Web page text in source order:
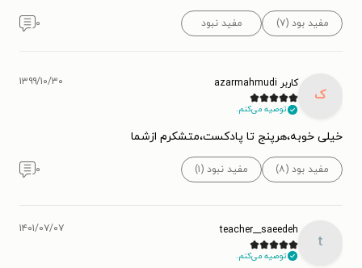
مفید بود (۷) مفید نبود ۰
ک
کاربر azarmahmudi
توصیه می‌کنم.
۱۳۹۹/۱۰/۳۰
خیلی خوبه،هرپنج تا پادکست،متشکرم ازشما
مفید بود (۸) مفید نبود (۱) ۰
t
teacher__saeedeh
توصیه می‌کنم.
۱۴۰۱/۰۷/۰۷